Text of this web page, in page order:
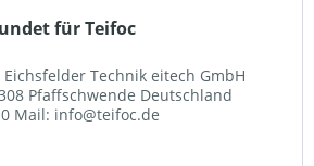
für Teifoc
Technik eitech GmbH
Pfaffschwende Deutschland
Mail: info@teifoc.de